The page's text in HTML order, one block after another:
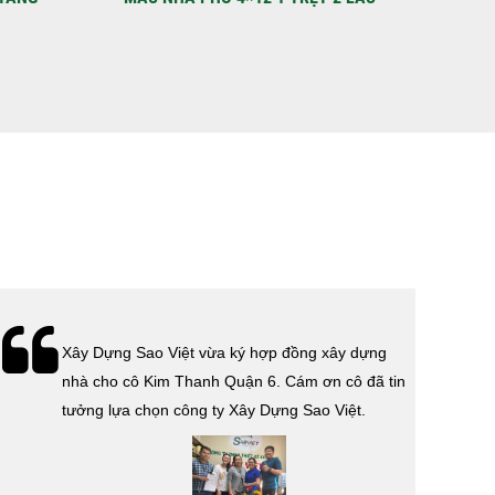
Lễ bàn giao nhà cho gia đình anh Tính quận 3.
Cám ơn anh Tính đã tin tưởng, lựa chọn công ty
Xây Dựng Sao Việt.